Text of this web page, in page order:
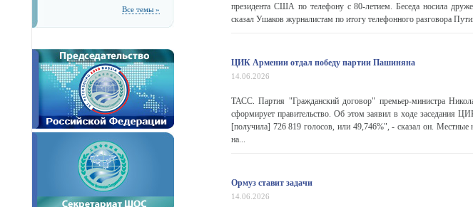
Все темы »
президента США по телефону с 80-летием. Беседа носила
сказал Ушаков журналистам по итогу телефонного разговора
ЦИК Армении отдал победу партии Пашиняна
14.06.2026
ТАСС. Партия "Гражданский договор" премьер-министра
сформирует правительство. Об этом заявил в ходе заседания
[получила] 726 819 голосов, или 49,746%", - сказал он. Местные
на...
Ормуз ставит задачи
14.06.2026